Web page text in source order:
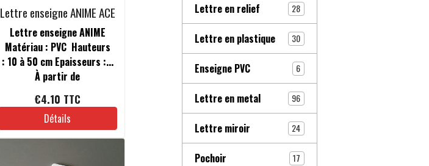
Lettre enseigne ANIME ACE
Lettre enseigne ANIME
Matériau : PVC Hauteurs
: 10 à 50 cm Epaisseurs :...
À partir de
€4.10 TTC
Détails
Lettre en relief 28
Lettre en plastique 30
Enseigne PVC 6
Lettre en metal 96
Lettre miroir 24
Pochoir 17